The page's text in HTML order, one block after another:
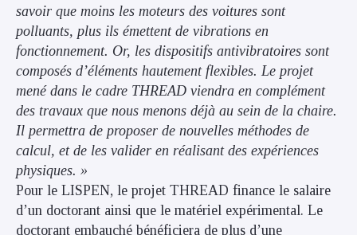
savoir que moins les moteurs des voitures sont
polluants, plus ils émettent de vibrations en
fonctionnement. Or, les dispositifs antivibratoires sont
composés d’éléments hautement flexibles. Le projet
mené dans le cadre THREAD viendra en complément
des travaux que nous menons déjà au sein de la chaire.
Il permettra de proposer de nouvelles méthodes de
calcul, et de les valider en réalisant des expériences
physiques. »
Pour le LISPEN, le projet THREAD finance le salaire
d’un doctorant ainsi que le matériel expérimental. Le
doctorant embauché bénéficiera de plus d’une